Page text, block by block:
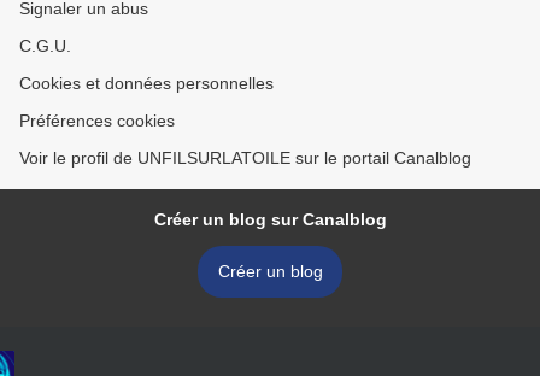
Signaler un abus
C.G.U.
Cookies et données personnelles
Préférences cookies
Voir le profil de UNFILSURLATOILE sur le portail Canalblog
Créer un blog sur Canalblog
Créer un blog